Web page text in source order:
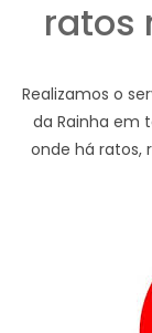
ratos
Realizamos o
da Rainha em
onde há ratos,